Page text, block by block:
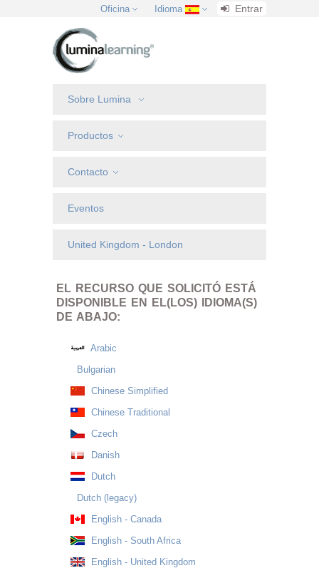
Oficina Idioma Entrar
Sobre Lumina
Productos
Contacto
Eventos
United Kingdom - London
EL RECURSO QUE SOLICITÓ ESTÁ
DISPONIBLE EN EL(LOS) IDIOMA(S)
DE ABAJO:
Arabic
Bulgarian
Chinese Simplified
Chinese Traditional
Czech
Danish
Dutch
Dutch (legacy)
English - Canada
English - South Africa
English - United Kingdom